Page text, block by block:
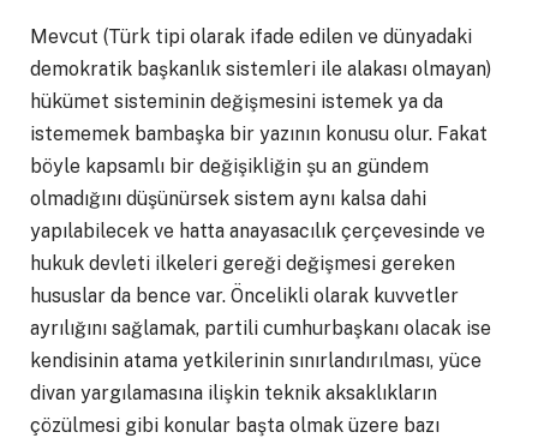
Mevcut (Türk tipi olarak ifade edilen ve dünyadaki
demokratik başkanlık sistemleri ile alakası olmayan)
hükümet sisteminin değişmesini istemek ya da
istememek bambaşka bir yazının konusu olur. Fakat
böyle kapsamlı bir değişikliğin şu an gündem
olmadığını düşünürsek sistem aynı kalsa dahi
yapılabilecek ve hatta anayasacılık çerçevesinde ve
hukuk devleti ilkeleri gereği değişmesi gereken
hususlar da bence var. Öncelikli olarak kuvvetler
ayrılığını sağlamak, partili cumhurbaşkanı olacak ise
kendisinin atama yetkilerinin sınırlandırılması, yüce
divan yargılamasına ilişkin teknik aksaklıkların
çözülmesi gibi konular başta olmak üzere bazı